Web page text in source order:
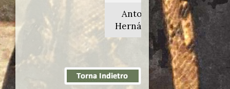
Antonio
Hernández